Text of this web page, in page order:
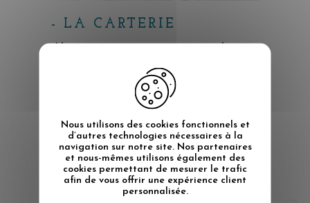
- LA CARTERIE
un beau papier lisse haut de gamme,
300gr. Ces Collections se renouvellent
au gré des saisons.
Nous utilisons des cookies fonctionnels et
d’autres technologies nécessaires à la
navigation sur notre site. Nos partenaires
et nous-mêmes utilisons également des
cookies permettant de mesurer le trafic
afin de vous offrir une expérience client
personnalisée.